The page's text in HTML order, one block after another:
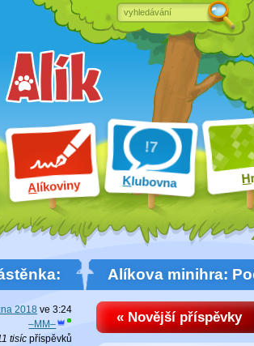
Alíkoviny Klubovna H
Alíkova minihra:
« Novější příspěvky
2018 ve 3:24
–MM–
tisíc příspěvků